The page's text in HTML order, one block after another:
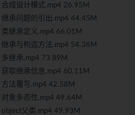
成设计模式.mp4 26.95M
承问题的引出.mp4 44.45M
继承定义.mp4 66.01M
承与构造方法.mp4 54.36M
继承.mp4 73.89M
取继承信息.mp4 60.11M
法覆写.mp4 42.58M
象多态性.mp4 49.64M
父类.mp4 49.93M